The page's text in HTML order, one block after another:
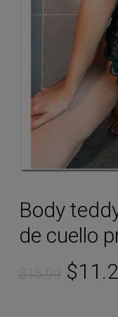
Body
de cuello
$ 15.99 $